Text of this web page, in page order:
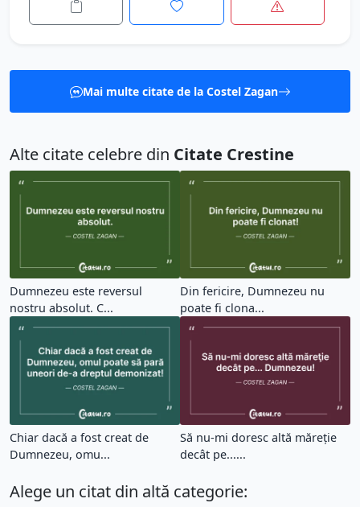
Mai multe citate de la Costel Zagan
Alte citate celebre din Citate Crestine
Dumnezeu este reversul
nostru absolut. C...
Din fericire, Dumnezeu nu
poate fi clona...
Chiar dacă a fost creat de
Dumnezeu, omu...
Să nu-mi doresc altă măreţie
decât pe......
Alege un citat din altă categorie: